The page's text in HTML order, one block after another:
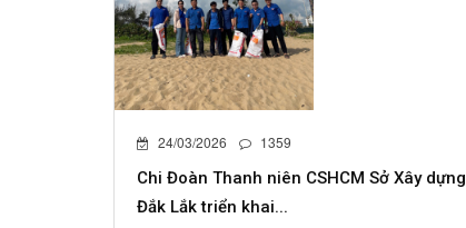
24/03/2026 1359
Chi Đoàn Thanh niên CSHCM Sở Xây dựng
Đắk Lắk triển khai...